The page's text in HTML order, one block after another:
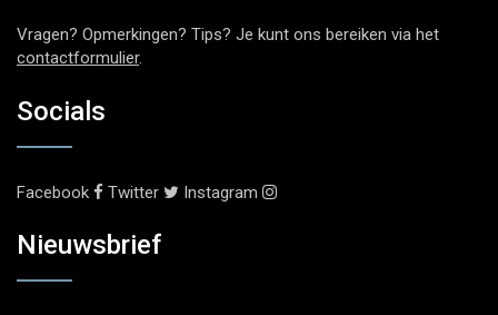
Vragen? Opmerkingen? Tips? Je kunt ons bereiken via het
contactformulier.
Socials
Facebook Twitter Instagram
Nieuwsbrief